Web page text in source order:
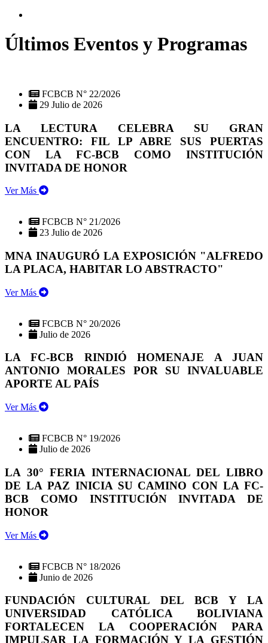
Últimos Eventos y Programas
FCBCB N° 22/2026
29 Julio de 2026
LA LECTURA CELEBRA SU GRAN
ENCUENTRO: FIL LP ABRE SUS PUERTAS
CON LA FC-BCB COMO INSTITUCIÓN
INVITADA DE HONOR
Ver Más
FCBCB N° 21/2026
23 Julio de 2026
MNA INAUGURÓ LA EXPOSICIÓN "ALFREDO
LA PLACA, HABITAR LO ABSTRACTO"
Ver Más
FCBCB N° 20/2026
Julio de 2026
LA FC-BCB RINDIÓ HOMENAJE A JUAN
ANTONIO MORALES POR SU INVALUABLE
APORTE AL PAÍS
Ver Más
FCBCB N° 19/2026
Julio de 2026
LA 30° FERIA INTERNACIONAL DEL LIBRO
DE LA PAZ INICIA SU CAMINO CON LA FC-
BCB COMO INSTITUCIÓN INVITADA DE
HONOR
Ver Más
FCBCB N° 18/2026
Junio de 2026
FUNDACIÓN CULTURAL DEL BCB Y LA
UNIVERSIDAD CATÓLICA BOLIVIANA
FORTALECEN LA COOPERACIÓN PARA
IMPULSAR LA FORMACIÓN Y LA GESTIÓN